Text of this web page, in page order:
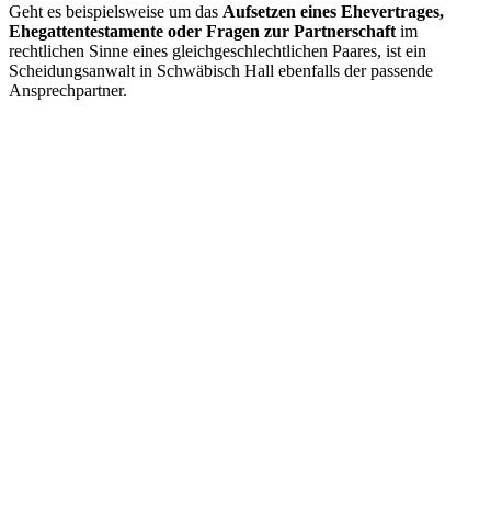
Geht es beispielsweise um das Aufsetzen eines Ehevertrages,
Ehegattentestamente oder Fragen zur Partnerschaft im
rechtlichen Sinne eines gleichgeschlechtlichen Paares, ist ein
Scheidungsanwalt in Schwäbisch Hall ebenfalls der passende
Ansprechpartner.